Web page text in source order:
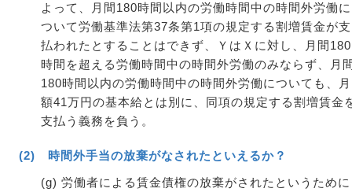
よって、月間180時間以内の労働時間中の時間外労働に
ついて労働基準法第37条第1項の規定する割増賃金が支
払われたとすることはできず、ＹはＸに対し、月間180
時間を超える労働時間中の時間外労働のみならず、月
180時間以内の労働時間中の時間外労働についても、月
額41万円の基本給とは別に、同項の規定する割増賃金
支払う義務を負う。
(2) 時間外手当の放棄がなされたといえるか？
(g) 労働者による賃金債権の放棄がされたというために